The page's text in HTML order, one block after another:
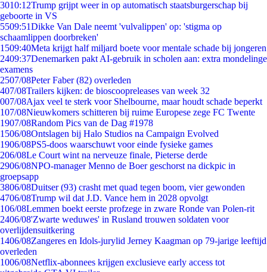
3010:12Trump grijpt weer in op automatisch staatsburgerschap bij
geboorte in VS
5509:51Dikke Van Dale neemt 'vulvalippen' op: 'stigma op
schaamlippen doorbreken'
1509:40Meta krijgt half miljard boete voor mentale schade bij jongeren
2409:37Denemarken pakt AI-gebruik in scholen aan: extra mondelinge
examens
2507/08Peter Faber (82) overleden
407/08Trailers kijken: de bioscoopreleases van week 32
007/08Ajax veel te sterk voor Shelbourne, maar houdt schade beperkt
107/08Nieuwkomers schitteren bij ruime Europese zege FC Twente
1907/08Random Pics van de Dag #1978
1506/08Ontslagen bij Halo Studios na Campaign Evolved
1906/08PS5-doos waarschuwt voor einde fysieke games
206/08Le Court wint na nerveuze finale, Pieterse derde
2906/08NPO-manager Menno de Boer geschorst na dickpic in
groepsapp
3806/08Duitser (93) crasht met quad tegen boom, vier gewonden
4706/08Trump wil dat J.D. Vance hem in 2028 opvolgt
106/08Lemmen boekt eerste profzege in zware Ronde van Polen-rit
2406/08'Zwarte weduwes' in Rusland trouwen soldaten voor
overlijdensuitkering
1406/08Zangeres en Idols-jurylid Jerney Kaagman op 79-jarige leeftijd
overleden
1006/08Netflix-abonnees krijgen exclusieve early access tot